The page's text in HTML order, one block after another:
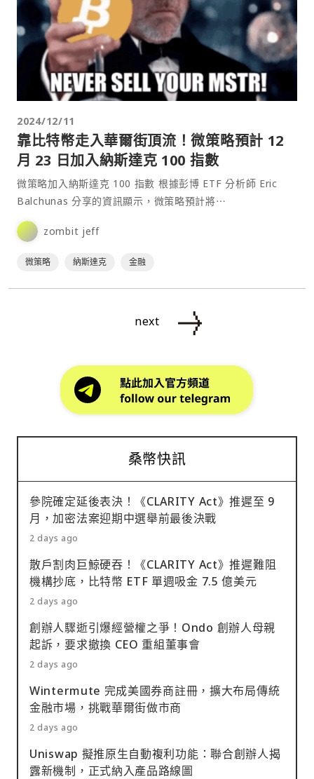
2024/12/11
靠比特幣走入華爾街頂流！微策略預計 12
月 23 日加入納斯達克 100 指數
微策略加入納斯達克 100 指數 根據彭博 ETF 分析師 Eric
Balchunas 分享的資訊顯示，微策略預計將⋯
zombit jeff
微策略 納斯達克 金融
next
桑幣快訊
參院確定延後表決！《CLARITY Act》推遲至 9
月，加密法案迎期中選舉前最後決戰
2 days ago
散戶割肉巨鯨硬吞！《CLARITY Act》推遲難阻
機構抄底，比特幣 ETF 單週吸金 7.5 億美元
2 days ago
創辦人驟逝引爆經營權之爭！Ondo 創辦人母親
起訴，要求撤換 CEO 重組董事會
2 days ago
Wintermute 完成美國券商註冊，擴大布局傳統
金融市場，挑戰華爾街做市商
2 days ago
Uniswap 擬推原生自動複利功能：聯合創辦人揭
露新機制，正式納入產品路線圖